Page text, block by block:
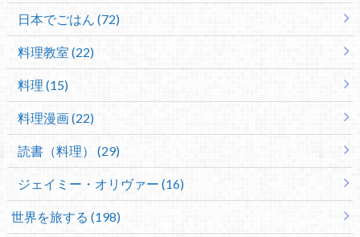
日本でごはん (72)
料理教室 (22)
料理 (15)
料理漫画 (22)
読書（料理） (29)
ジェイミー・オリヴァー (16)
世界を旅する (198)